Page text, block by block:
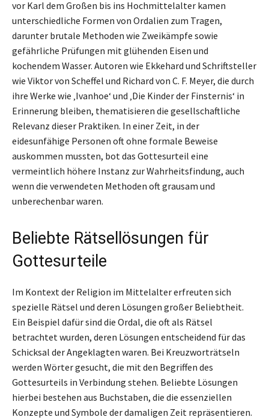
vor Karl dem Großen bis ins Hochmittelalter kamen
unterschiedliche Formen von Ordalien zum Tragen,
darunter brutale Methoden wie Zweikämpfe sowie
gefährliche Prüfungen mit glühenden Eisen und
kochendem Wasser. Autoren wie Ekkehard und Schriftsteller
wie Viktor von Scheffel und Richard von C. F. Meyer, die durch
ihre Werke wie ‚Ivanhoe‘ und ‚Die Kinder der Finsternis‘ in
Erinnerung bleiben, thematisieren die gesellschaftliche
Relevanz dieser Praktiken. In einer Zeit, in der
eidesunfähige Personen oft ohne formale Beweise
auskommen mussten, bot das Gottesurteil eine
vermeintlich höhere Instanz zur Wahrheitsfindung, auch
wenn die verwendeten Methoden oft grausam und
unberechenbar waren.
Beliebte Rätsellösungen für
Gottesurteile
Im Kontext der Religion im Mittelalter erfreuten sich
spezielle Rätsel und deren Lösungen großer Beliebtheit.
Ein Beispiel dafür sind die Ordal, die oft als Rätsel
betrachtet wurden, deren Lösungen entscheidend für das
Schicksal der Angeklagten waren. Bei Kreuzworträtseln
werden Wörter gesucht, die mit den Begriffen des
Gottesurteils in Verbindung stehen. Beliebte Lösungen
hierbei bestehen aus Buchstaben, die die essenziellen
Konzepte und Symbole der damaligen Zeit repräsentieren.